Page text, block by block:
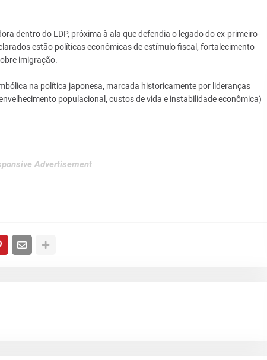
dentro do LDP, próxima à ala que defendia o legado do ex-primeiro-
estão políticas econômicas de estímulo fiscal, fortalecimento
imigração.
na política japonesa, marcada historicamente por lideranças
populacional, custos de vida e instabilidade econômica)
Advertisement